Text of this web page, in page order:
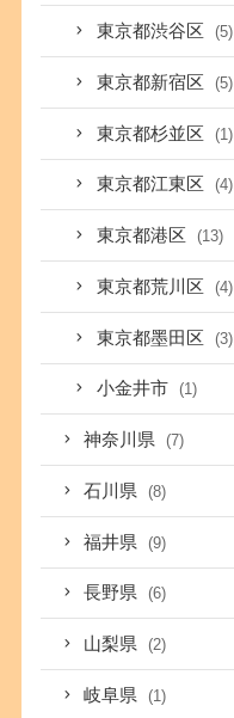
東京都渋谷区 (5)
東京都新宿区 (5)
東京都杉並区 (1)
東京都江東区 (4)
東京都港区 (13)
東京都荒川区 (4)
東京都墨田区 (3)
小金井市 (1)
神奈川県 (7)
石川県 (8)
福井県 (9)
長野県 (6)
山梨県 (2)
岐阜県 (1)